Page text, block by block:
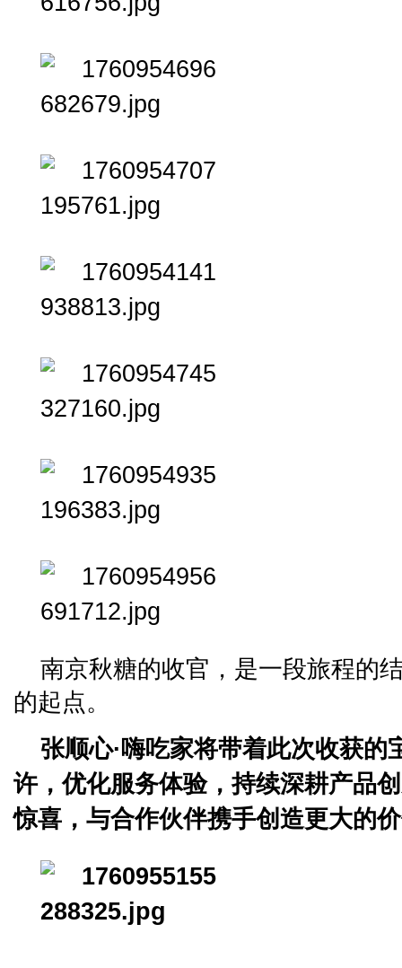
南京秋糖的收官，是一段旅程的
的起点。
张顺心·嗨吃家将带着此次收获的
许，优化服务体验，持续深耕产品
惊喜，与合作伙伴携手创造更大的